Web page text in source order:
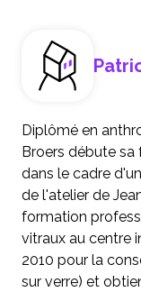
Diplômé en
Broers débute
dans le cadre
de l'atelier de
formation
vitraux au centre
2010 pour la
sur verre) et